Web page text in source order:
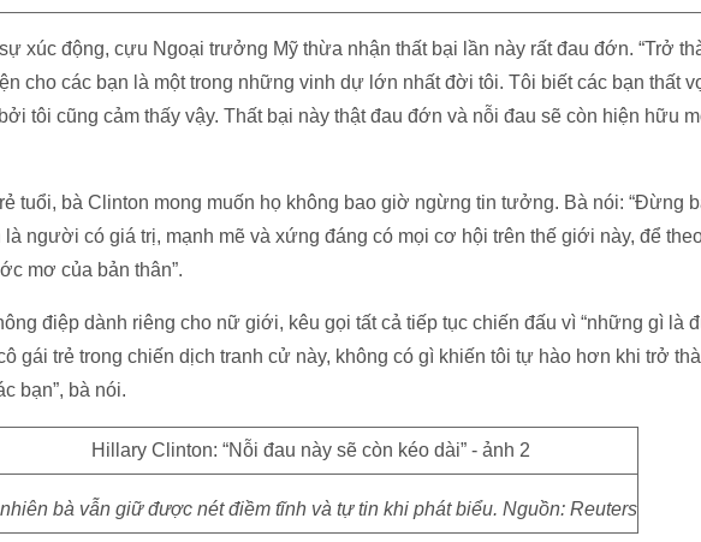
xúc động, cựu Ngoại trưởng Mỹ thừa nhận thất bại lần này rất đau đớn. “Trở
cho các bạn là một trong những vinh dự lớn nhất đời tôi. Tôi biết các bạn thất
tôi cũng cảm thấy vậy. Thất bại này thật đau đớn và nỗi đau sẽ còn hiện hữu
tuổi, bà Clinton mong muốn họ không bao giờ ngừng tin tưởng. Bà nói: “Đừng
người có giá trị, mạnh mẽ và xứng đáng có mọi cơ hội trên thế giới này, để
mơ của bản thân”.
điệp dành riêng cho nữ giới, kêu gọi tất cả tiếp tục chiến đấu vì “những gì là
gái trẻ trong chiến dịch tranh cử này, không có gì khiến tôi tự hào hơn khi trở
bạn”, bà nói.
bà vẫn giữ được nét điềm tĩnh và tự tin khi phát biểu. Nguồn: Reuters